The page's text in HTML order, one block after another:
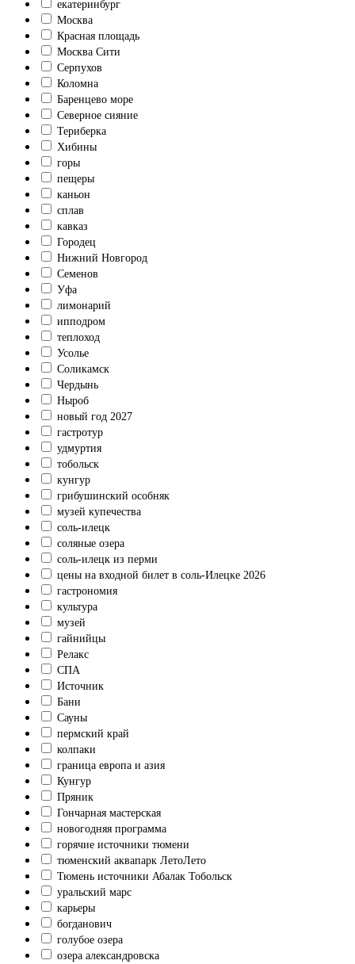
екатеринбург
Москва
Красная площадь
Москва Сити
Серпухов
Коломна
Баренцево море
Северное сияние
Териберка
Хибины
горы
пещеры
каньон
сплав
кавказ
Городец
Нижний Новгород
Семенов
Уфа
лимонарий
ипподром
теплоход
Усолье
Соликамск
Чердынь
Ныроб
новый год 2027
гастротур
удмуртия
тобольск
кунгур
грибушинский особняк
музей купечества
соль-илецк
соляные озера
соль-илецк из перми
цены на входной билет в соль-Илецке 2026
гастрономия
культура
музей
гайнийцы
Релакс
СПА
Источник
Бани
Сауны
пермский край
колпаки
граница европа и азия
Кунгур
Пряник
Гончарная мастерская
новогодняя программа
горячие источники тюмени
тюменский аквапарк ЛетоЛето
Тюмень источники Абалак Тобольск
уральский марс
карьеры
богданович
голубое озера
озера александровска